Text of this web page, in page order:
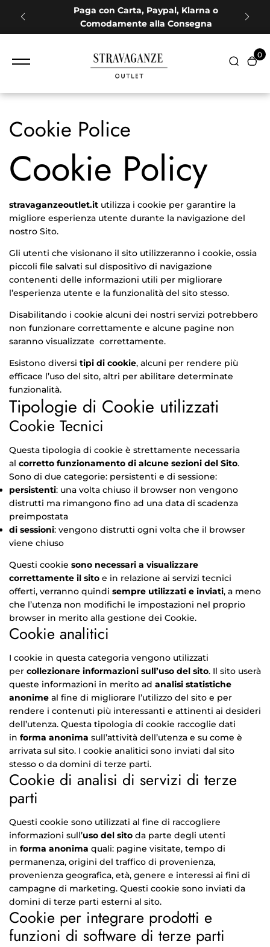
Paga con Carta, Paypal, Klarna o
Comodamente alla Consegna
0
Cookie Police
Cookie Policy
stravaganzeoutlet.it utilizza i cookie per garantire la
migliore esperienza utente durante la navigazione del
nostro Sito.
Gli utenti che visionano il sito utilizzeranno i cookie, ossia
piccoli file salvati sul dispositivo di navigazione
contenenti delle informazioni utili per migliorare
l’esperienza utente e la funzionalità del sito stesso.
Disabilitando i cookie alcuni dei nostri servizi potrebbero
non funzionare correttamente e alcune pagine non
saranno visualizzate correttamente.
Esistono diversi tipi di cookie, alcuni per rendere più
efficace l’uso del sito, altri per abilitare determinate
funzionalità.
Tipologie di Cookie utilizzati
Cookie Tecnici
Questa tipologia di cookie è strettamente necessaria
al corretto funzionamento di alcune sezioni del Sito.
Sono di due categorie: persistenti e di sessione:
persistenti: una volta chiuso il browser non vengono
distrutti ma rimangono fino ad una data di scadenza
preimpostata
di sessioni: vengono distrutti ogni volta che il browser
viene chiuso
Questi cookie sono necessari a visualizzare
correttamente il sito e in relazione ai servizi tecnici
offerti, verranno quindi sempre utilizzati e inviati, a meno
che l’utenza non modifichi le impostazioni nel proprio
browser in merito alla gestione dei Cookie.
Cookie analitici
I cookie in questa categoria vengono utilizzati
per collezionare informazioni sull’uso del sito. Il sito userà
queste informazioni in merito ad analisi statistiche
anonime al fine di migliorare l’utilizzo del sito e per
rendere i contenuti più interessanti e attinenti ai desideri
dell’utenza. Questa tipologia di cookie raccoglie dati
in forma anonima sull’attività dell’utenza e su come è
arrivata sul sito. I cookie analitici sono inviati dal sito
stesso o da domini di terze parti.
Cookie di analisi di servizi di terze
parti
Questi cookie sono utilizzati al fine di raccogliere
informazioni sull’uso del sito da parte degli utenti
in forma anonima quali: pagine visitate, tempo di
permanenza, origini del traffico di provenienza,
provenienza geografica, età, genere e interessi ai fini di
campagne di marketing. Questi cookie sono inviati da
domini di terze parti esterni al sito.
Cookie per integrare prodotti e
funzioni di software di terze parti